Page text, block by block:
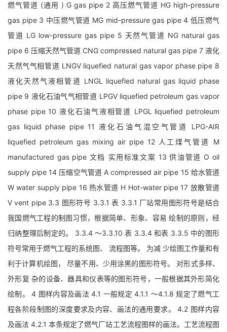
燃气管道 (通用 ) G gas pipe 2 高压燃气管道 HG high-pressure
gas pipe 3 中压燃气管道 MG mid-pressure gas pipe 4 低压燃气
管道 LG low-pressure gas pipe 5 天然气管道 NG natural gas
pipe 6 压缩天然气管道 CNG compressed natural gas pipe 7 液化
天然气气相管道 LNGV liquefied natural gas vapor phase pipe 8
液化天然气液相管道 LNGL liquefied natural gas liquid phase
pipe 9 液化石油气气相管道 LPGV liquefied petroleum gas vapor
phase pipe 10 液化石油气液相管道 LPGL liquefied petroleum
gas liquid phase pipe 11 液化石油气混空气管道 LPG-AIR
liquefied petroleum gas mixing air pipe 12 人工煤气管道 M
manufactured gas pipe 文档 实用标准文案 13 供油管道 O oil
supply pipe 14 压缩空气管道 A compressed air pipe 15 给水管道
W water supply pipe 16 热水管道 H Hot-water pipe 17 放散管道
V vent pipe 3.3 图形符号 3.3.1 表 3.3.1 厂站常用图形符号是结合
我国燃气工程的制图习惯，根据简单、形象、容易 绘制的原则，经
归纳整理后制定的。 3.3.4 ～3.3.10 表 3.3.4 和表 3.3.5 中的图形
符号常用于燃气工程的系统图、 流程图等。 为减 少绘图工作量和有
利于计算机绘图， 尽量不用、少用涂黑的图形符号。 对形式多样、
外形复 杂的设备、器具和仪表等的图形符号，一般根据其外形简化
绘制。 4 图样内容及画法 4.1 一般规定 4.1.1 ～4.1.8 规定了燃气工
程各阶段制图的深度要求及内容、画法的通用要求。 4.2 图样内容
及画法 4.2.1 本条规定了燃气厂站工艺流程图样的画法。工艺流程图